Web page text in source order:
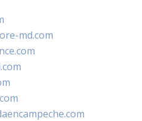
md.com